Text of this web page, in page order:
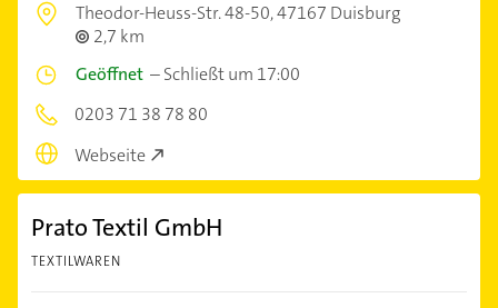
Theodor-Heuss-Str. 48-50,47167 Duisburg
2,7 km
Geöffnet –Schließt um 17:00
0203 71 38 78 80
Webseite
Prato Textil GmbH
TEXTILWAREN